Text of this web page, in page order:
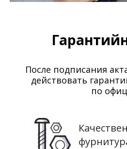
После подписания
действовать
по